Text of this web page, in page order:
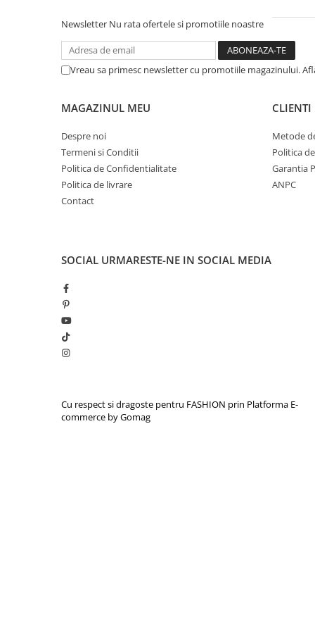
Newsletter Nu rata ofertele si promotiile noastre
Vreau sa primesc newsletter cu promotiile magazinului.
MAGAZINUL MEU
Despre noi
Termeni si Conditii
Politica de Confidentialitate
Politica de livrare
Contact
CLIENTI
Metode
Politica
Garantia
ANPC
SOCIAL URMARESTE-NE IN SOCIAL MEDIA
Cu respect si dragoste pentru FASHION prin Platforma E-
commerce by Gomag